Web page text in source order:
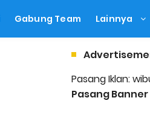
Gabung Team Lainnya
Pasang Iklan:
Pasang